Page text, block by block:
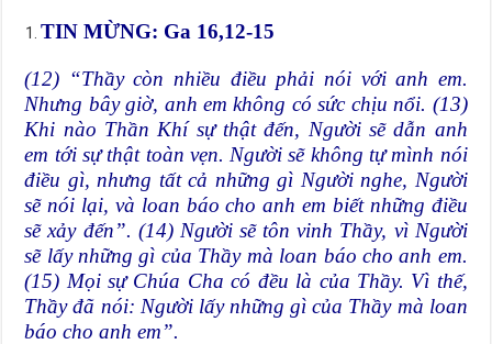
TIN MỪNG: Ga 16,12-15
(12) “Thầy còn nhiều điều phải nói với anh em.
Nhưng bây giờ, anh em không có sức chịu nổi. (13)
Khi nào Thần Khí sự thật đến, Người sẽ dẫn anh
em tới sự thật toàn vẹn. Người sẽ không tự mình nói
điều gì, nhưng tất cả những gì Người nghe, Người
sẽ nói lại, và loan báo cho anh em biết những điều
sẽ xảy đến”. (14) Người sẽ tôn vinh Thầy, vì Người
sẽ lấy những gì của Thầy mà loan báo cho anh em.
(15) Mọi sự Chúa Cha có đều là của Thầy. Vì thế,
Thầy đã nói: Người lấy những gì của Thầy mà loan
báo cho anh em”.